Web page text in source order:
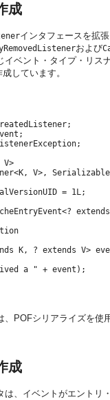
成
インタフェースを拡
および
ベント・タイプ・リ
しています。
V>, Serializable
= 1L;
K, ? extends V>
a " + event);
POFシリアライズを
成
、イベントがエントリ